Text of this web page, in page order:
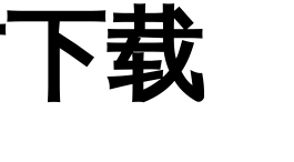
载